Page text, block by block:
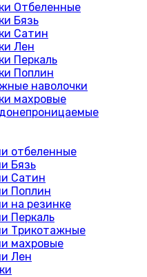
Отбеленные
Бязь
Сатин
Лен
Перкаль
Поплин
наволочки
махровые
отбеленные
Бязь
Сатин
Поплин
на резинке
Перкаль
Трикотажные
махровые
Лен